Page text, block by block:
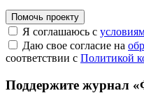
Помочь проекту
Я соглашаюсь с
Даю свое согласие на
соответствии с Политикой
Поддержите журнал